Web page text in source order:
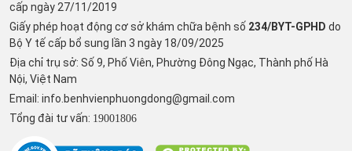
cấp ngày 27/11/2019
Giấy phép hoạt động cơ sở khám chữa bệnh số 234/BYT-GPHD do
Bộ Y tế cấp bổ sung lần 3 ngày 18/09/2025
Địa chỉ trụ sở: Số 9, Phố Viên, Phường Đông Ngạc, Thành phố Hà
Nội, Việt Nam
Email: info.benhvienphuongdong@gmail.com
Tổng đài tư vấn: 19001806